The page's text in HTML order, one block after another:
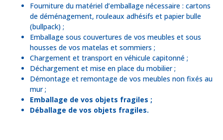
Fourniture du matériel d’emballage nécessaire : cartons
de déménagement, rouleaux adhésifs et papier bulle
(bullpack) ;
Emballage sous couvertures de vos meubles et sous
housses de vos matelas et sommiers ;
Chargement et transport en véhicule capitonné ;
Déchargement et mise en place du mobilier ;
Démontage et remontage de vos meubles non fixés au
mur ;
Emballage de vos objets fragiles ;
Déballage de vos objets fragiles.